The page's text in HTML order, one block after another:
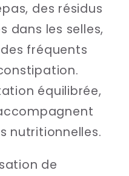
des résidus
dans les selles,
fréquents
équilibrée,
nutritionnelles.
de